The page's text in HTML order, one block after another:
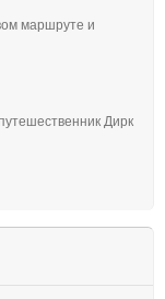
маршруте и
Дирк